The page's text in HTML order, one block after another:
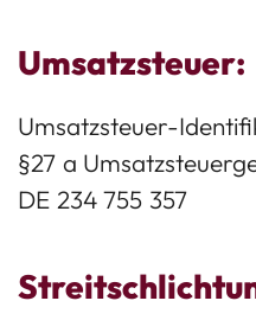
Umsatzsteuer:
Umsatzsteuer-
§27 a
DE 234 755 357